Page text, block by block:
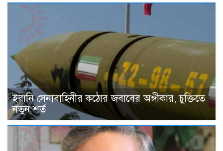
ইরানি সেনাবাহিনীর কঠোর জবাবের অঙ্গীকার, চুক্তিতে
নতুন শর্ত